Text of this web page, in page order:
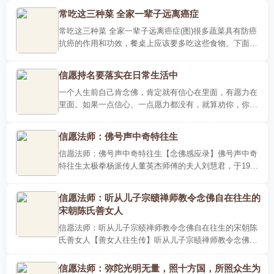
类人群来..
常吃这三种菜 全家一辈子远离癌症
常吃这三种菜 全家一辈子远离癌症(图)很多蔬菜具有防癌
抗癌的作用和功效，餐桌上应该要多吃这些食物。下面就
信愿持名要落实在日常生活中
一个人生前自己肯念佛，肯定就有信心在里面，有愿力在
里面。如果一点信心、一点愿力都没有，就算劝你，你也
信愿法师：佛号声中奇特往生
信愿法师：佛号声中奇特往生【念佛感应录】佛号声中奇
特往生太极拳杨派传人董英杰师傅的夫人刘慧君，于1994
信愿法师：听从儿子宗赜禅师教令念佛自在往生的
宋朝陈氏善女人
信愿法师：听从儿子宗赜禅师教令念佛自在往生的宋朝陈
氏善女人【善女人往生传】听从儿子宗赜禅师教令念佛自
故事，这是..
信愿法师：弥陀光明无量，照十方国，所照众生为